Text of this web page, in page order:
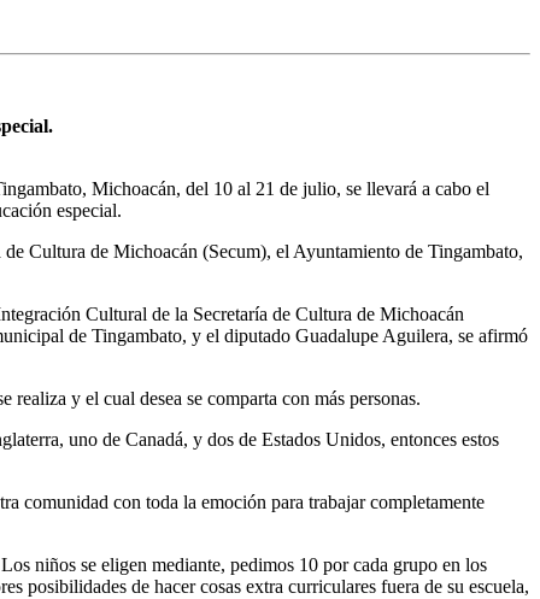
Michoacán, del 10 al 21 de julio, se llevará a cabo el
especial.
Cultura de Michoacán (Secum), el Ayuntamiento de Tingambato,
Cultural de la Secretaría de Cultura de Michoacán
de Tingambato, y el diputado Guadalupe Aguilera, se afirmó
y el cual desea se comparta con más personas.
uno de Canadá, y dos de Estados Unidos, entonces estos
comunidad con toda la emoción para trabajar completamente
niños se eligen mediante, pedimos 10 por cada grupo en los
posibilidades de hacer cosas extra curriculares fuera de su escuela,